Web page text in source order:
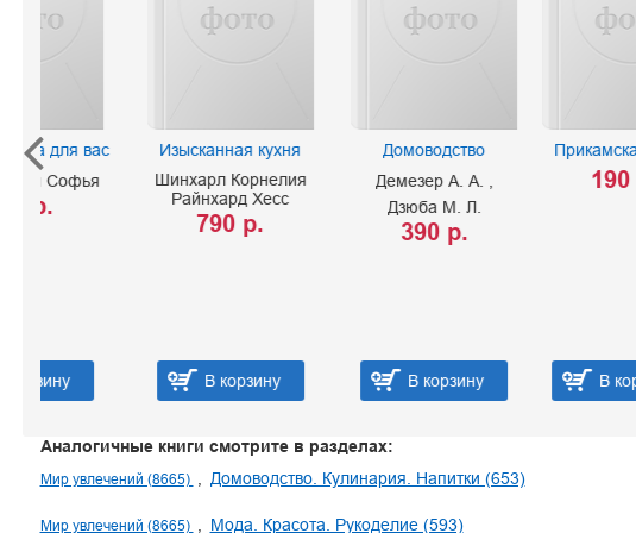
Изысканная кухня
Шинхарл Корнелия
Райнхард Хесс
В корзину
Домоводство
Демезер А. А.
Дзюба М. Л.
В корзину
Прикамская кухня
В корзину
Аналогичные книги смотрите в разделах:
Мир увлечений (8665) Домоводство. Кулинария. Напитки (653)
Мир увлечений (8665) Мода. Красота. Рукоделие (593)